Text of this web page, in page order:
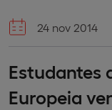
24 nov 2014
Estudantes
Europeia